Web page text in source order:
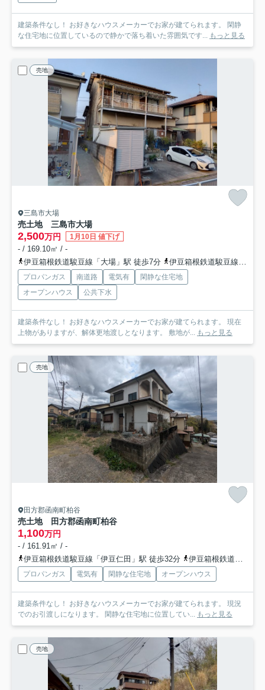
建築条件なし！ お好きなハウスメーカーでお家が建てられます。 閑静
な住宅地に位置しているので静かで落ち着いた雰囲気です...
もっと見る
売地
三島市大場
売土地 三島市大場
2,500万円 1月10日 値下げ
- / 169.10㎡ / -
伊豆箱根鉄道駿豆線「大場」駅 徒歩7分
伊豆箱根鉄道駿豆線「伊豆仁田」駅 徒歩23分
プロパンガス 南道路 電気有
閑静な住宅地
オープンハウス
公共下水
建築条件なし！ お好きなハウスメーカーでお家が建てられます。 現在
上物がありますが、解体更地渡しとなります。 敷地が...
もっと見る
売地
田方郡函南町柏谷
売土地 田方郡函南町柏谷
1,100万円
- / 161.91㎡ / -
伊豆箱根鉄道駿豆線「伊豆仁田」駅 徒歩32分
伊豆箱根鉄道駿豆線「大場」駅 徒歩33分
プロパンガス 電気有 閑静な住宅地 オープンハウス
建築条件なし！ お好きなハウスメーカーでお家が建てられます。 現況
でのお引渡しになります。 閑静な住宅地に位置してい...
もっと見る
売地